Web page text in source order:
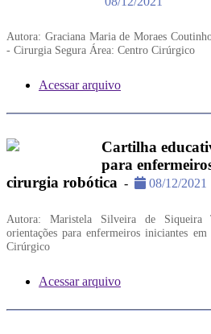
Autora: Graciana Maria de Moraes
- Cirurgia Segura Área: Centro Cirúrgico
Acessar arquivo
Cartilha
para
cirurgia robótica - 08/12/2021
Autora: Maristela Silveira de Siqueira
orientações para enfermeiros iniciantes
Cirúrgico
Acessar arquivo